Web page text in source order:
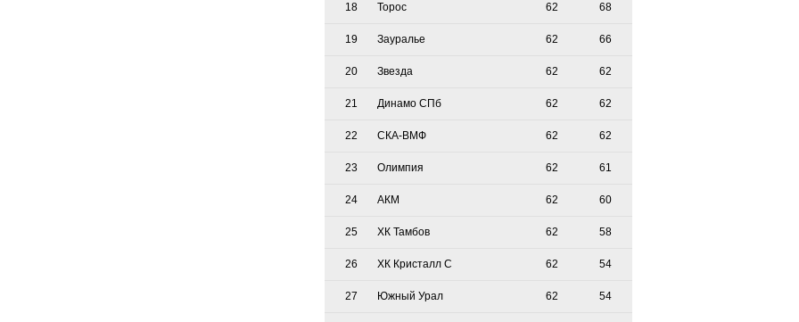
18 Торос 62 68
19 Зауралье 62 66
20 Звезда 62 62
21 Динамо СПб 62 62
22 СКА-ВМФ 62 62
23 Олимпия 62 61
24 АКМ 62 60
25 ХК Тамбов 62 58
26 ХК Кристалл С 62 54
27 Южный Урал 62 54